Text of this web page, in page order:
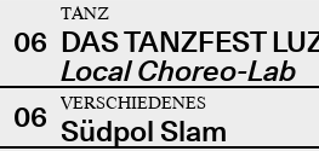
06
TANZ
DAS TANZFEST
Local Choreo-Lab
06
VERSCHIEDENES
Südpol Slam